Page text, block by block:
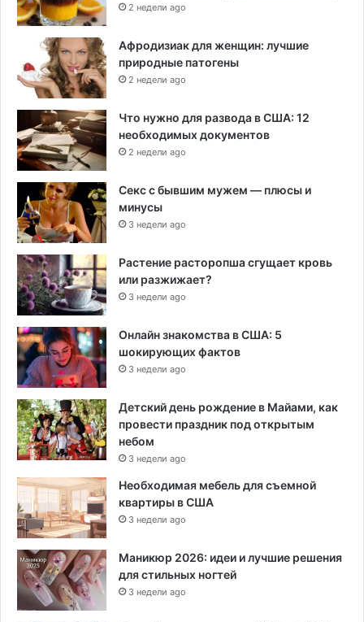
2 недели ago
Афродизиак для женщин: лучшие
природные патогены
2 недели ago
Что нужно для развода в США: 12
необходимых документов
2 недели ago
Секс с бывшим мужем — плюсы и
минусы
3 недели ago
Растение расторопша сгущает кровь
или разжижает?
3 недели ago
Онлайн знакомства в США: 5
шокирующих фактов
3 недели ago
Детский день рождение в Майами, как
провести праздник под открытым
небом
3 недели ago
Необходимая мебель для съемной
квартиры в США
3 недели ago
Маникюр 2026: идеи и лучшие решения
для стильных ногтей
3 недели ago